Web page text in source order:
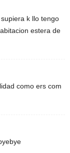
k llo tengo
estera de
como ers com